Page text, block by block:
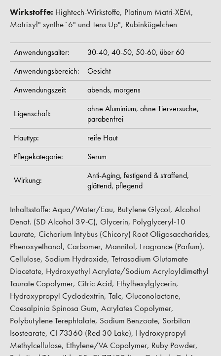
Wirkstoffe: Hightech-Wirkstoffe, Platinum Matri-XEM,
Matrixyl" synthe´6" und Tens Up", Rubinkügelchen
Anwendungsalter: 30-40, 40-50, 50-60, über 60
Anwendungsbereich:
Gesicht
Anwendungszeit:
abends, morgens
Eigenschaft: ohne Aluminium, ohne Tierversuche,
parabenfrei
Hauttyp:
reife Haut
Pflegekategorie:
Serum
Wirkung: Anti-Aging, festigend & straffend,
glättend, pflegend
Inhaltsstoffe: Aqua/Water/Eau, Butylene Glycol, Alcohol
Denat. (SD Alcohol 39-C), Glycerin, Polyglyceryl-10
Laurate, Cichorium Intybus (Chicory) Root Oligosaccharides,
Phenoxyethanol, Carbomer, Mannitol, Fragrance (Parfum),
Cellulose, Sodium Hydroxide, Tetrasodium Glutamate
Diacetate, Hydroxyethyl Acrylate/Sodium Acryloyldimethyl
Taurate Copolymer, Citric Acid, Ethylhexylglycerin,
Hydroxypropyl Cyclodextrin, Talc, Gluconolactone,
Caesalpinia Spinosa Gum, Acrylates Copolymer,
Polybutylene Terephtalate, Sodium Benzoate, Sorbitan
Isostearate, CI 73360 (Red 30 Lake), Hydroxypropyl
Methylcellulose, Ethylene/VA Copolymer, Ruby Powder,